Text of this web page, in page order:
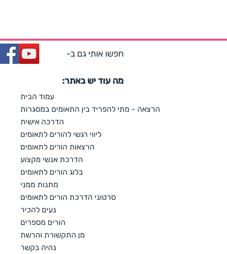
חפשו אותי גם ב-
מה עוד יש באתר:
עמוד הבית
הרצאה - מתי להפריד בין התאומים במסגרות
הדרכה אישית
ליווי רגשי להורים לתאומים
הרצאות הורים לתאומים
הדרכת אנשי מקצוע
בלוג הורים לתאומים
מתנות ממני
סרטוני הדרכת הורים לתאומים
נעים להכיר
הורים מספרים
מן התקשורת והרשת
נהיה בקשר